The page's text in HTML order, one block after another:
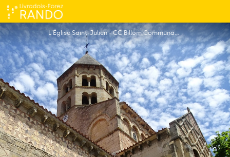
Variante Chauriat/Busséol
L'Église Saint-Julien - CC Billom Communauté